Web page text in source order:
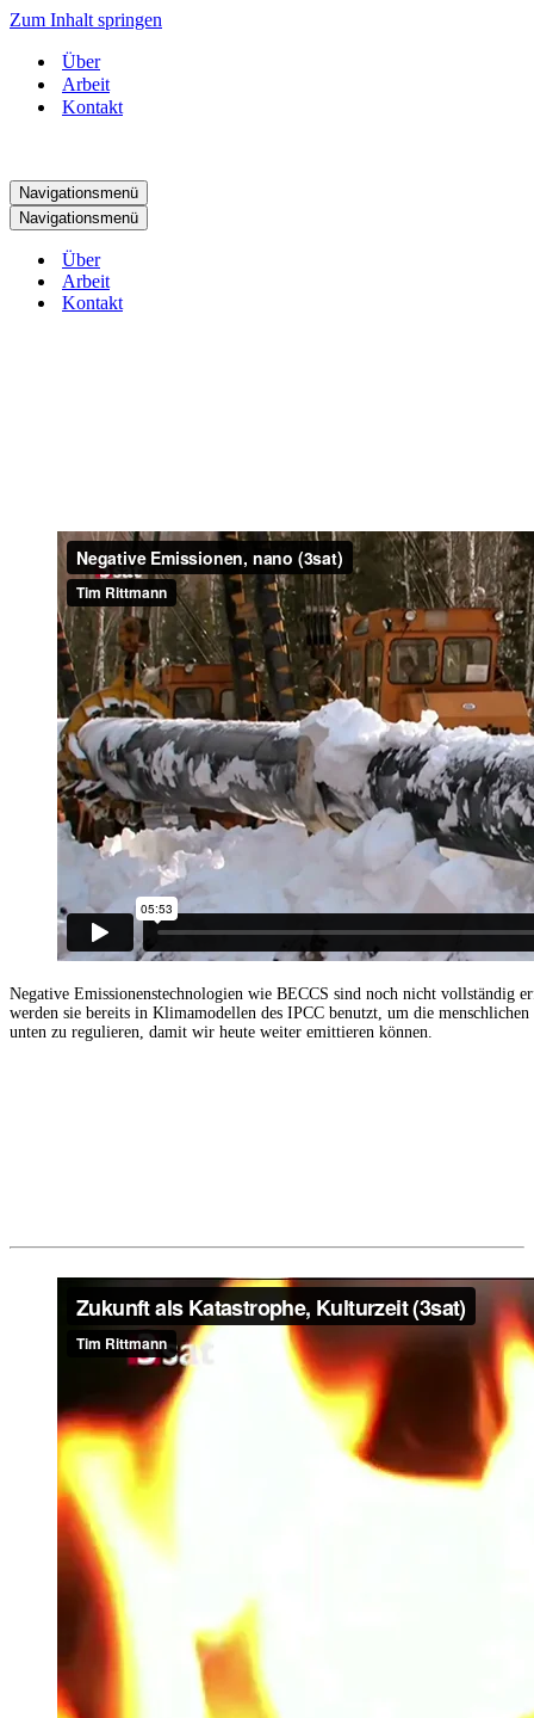
Zum Inhalt springen
Über
Arbeit
Kontakt
Navigationsmenü
Navigationsmenü
Über
Arbeit
Kontakt
Negative Emissionenstechnologien wie BECCS sind noch nicht vollständig
werden sie bereits in Klimamodellen des IPCC benutzt, um die
unten zu regulieren, damit wir heute weiter emittieren können.